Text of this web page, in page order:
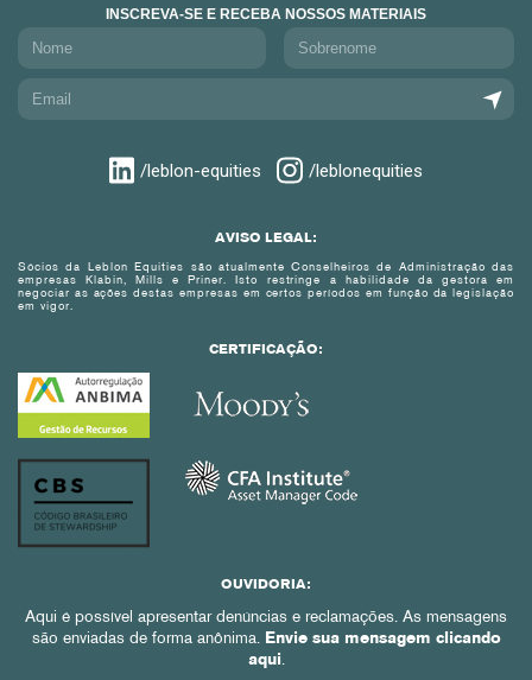
INSCREVA-SE E RECEBA NOSSOS MATERIAIS
/leblon-equities /leblonequities
AVISO LEGAL:
Sócios da Leblon Equities são atualmente Conselheiros de Administração das
empresas Klabin, Mills e Priner. Isto restringe a habilidade da gestora em
negociar as ações destas empresas em certos períodos em função da legislação
em vigor.
CERTIFICAÇÃO:
OUVIDORIA:
Aqui é possível apresentar denúncias e reclamações. As mensagens
são enviadas de forma anônima. Envie sua mensagem clicando
aqui.